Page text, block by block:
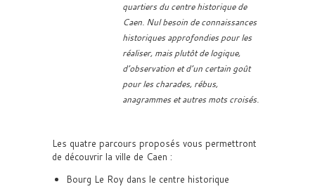
quartiers du centre historique de
Caen. Nul besoin de connaissances
historiques approfondies pour les
réaliser, mais plutôt de logique,
d’observation et d’un certain goût
pour les charades, rébus,
anagrammes et autres mots croisés.
Les quatre parcours proposés vous permettront
de découvrir la ville de Caen :
Bourg Le Roy dans le centre historique